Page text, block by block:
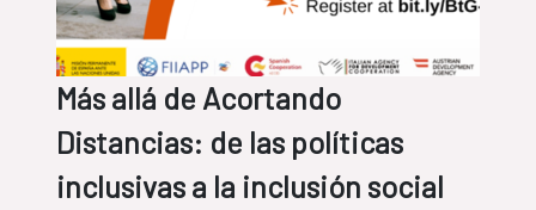
Más allá de Acortando
Distancias: de las políticas
inclusivas a la inclusión social